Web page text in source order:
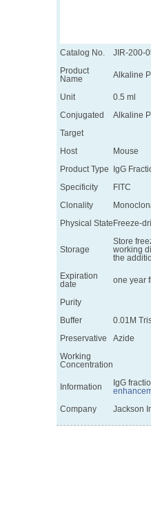
Catalog No.
JIR-200-
Product
Name
Alkaline
Unit
0.5 ml
Conjugated
Alkaline
Target
Host
Mouse
Product Type
IgG
Specificity
FITC
Clonality
Physical State Freeze-
Storage
Store
working
the
Expiration
date
one year
Purity
Buffer
0.01M
Preservative
Azide
Working
Concentration
Information IgG
Company
Jackson